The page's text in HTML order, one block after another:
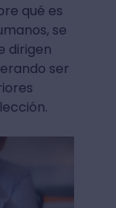
qué es
se
dirigen
ser